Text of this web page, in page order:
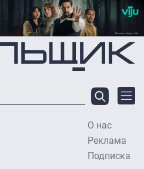
О нас
Реклама
Подписка